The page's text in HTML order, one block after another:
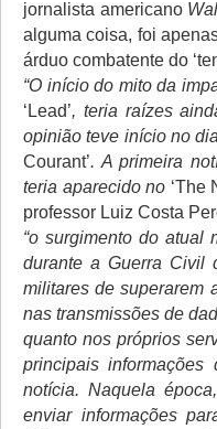
jornalista americano
alguma coisa, foi
árduo combatente do
“O início do mito da
‘Lead’, teria raízes
opinião teve início no
Courant’. A primeira
teria aparecido no ‘The
professor Luiz Costa
“o surgimento do atual
durante a Guerra Civil
militares de superarem
nas transmissões de
quanto nos próprios
principais
notícia. Naquela
enviar informações